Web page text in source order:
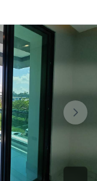
Doña Rita I -